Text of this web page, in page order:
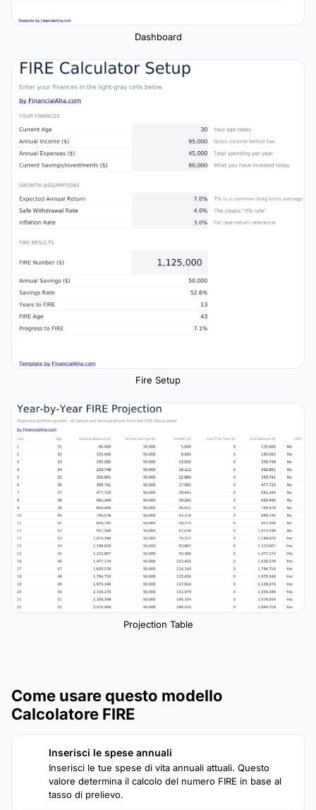
Dashboard
Fire Setup
Projection Table
Come usare questo modello
Calcolatore FIRE
Inserisci le spese annuali
Inserisci le tue spese di vita annuali attuali. Questo
valore determina il calcolo del numero FIRE in base al
tasso di prelievo.